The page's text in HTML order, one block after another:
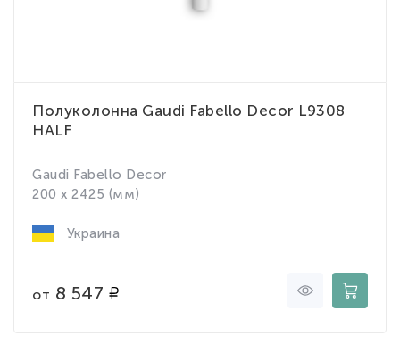
Полуколонна Gaudi Fabello Decor L9308
HALF
Gaudi Fabello Decor
200 x 2425 (мм)
Украина
от 8 547